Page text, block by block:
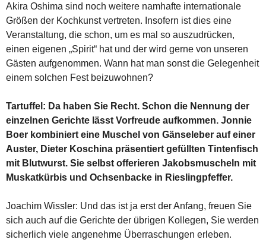
Akira Oshima sind noch weitere namhafte internationale
Größen der Kochkunst vertreten. Insofern ist dies eine
Veranstaltung, die schon, um es mal so auszudrücken,
einen eigenen „Spirit“ hat und der wird gerne von unseren
Gästen aufgenommen. Wann hat man sonst die Gelegenheit
einem solchen Fest beizuwohnen?
Tartuffel: Da haben Sie Recht. Schon die Nennung der
einzelnen Gerichte lässt Vorfreude aufkommen. Jonnie
Boer kombiniert eine Muschel von Gänseleber auf einer
Auster, Dieter Koschina präsentiert gefüllten Tintenfisch
mit Blutwurst. Sie selbst offerieren Jakobsmuscheln mit
Muskatkürbis und Ochsenbacke in Rieslingpfeffer.
Joachim Wissler: Und das ist ja erst der Anfang, freuen Sie
sich auch auf die Gerichte der übrigen Kollegen, Sie werden
sicherlich viele angenehme Überraschungen erleben.